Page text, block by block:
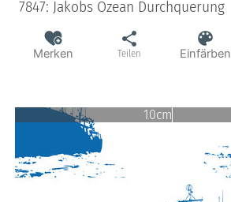
7847: Jakobs Ozean Durchquerung
Merken Teilen Einfärben
10cm